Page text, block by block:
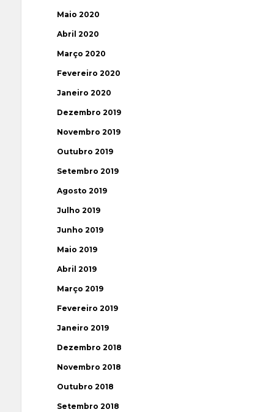
Maio 2020
Abril 2020
Março 2020
Fevereiro 2020
Janeiro 2020
Dezembro 2019
Novembro 2019
Outubro 2019
Setembro 2019
Agosto 2019
Julho 2019
Junho 2019
Maio 2019
Abril 2019
Março 2019
Fevereiro 2019
Janeiro 2019
Dezembro 2018
Novembro 2018
Outubro 2018
Setembro 2018